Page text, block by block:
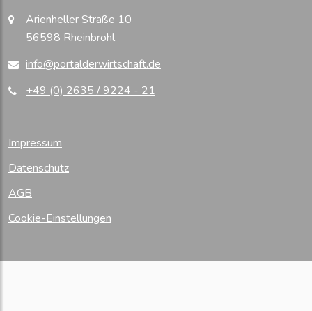
Arienheller Straße 10
56598 Rheinbrohl
info@portalderwirtschaft.de
+49 (0) 2635 / 9224 - 21
Impressum
Datenschutz
AGB
Cookie-Einstellungen